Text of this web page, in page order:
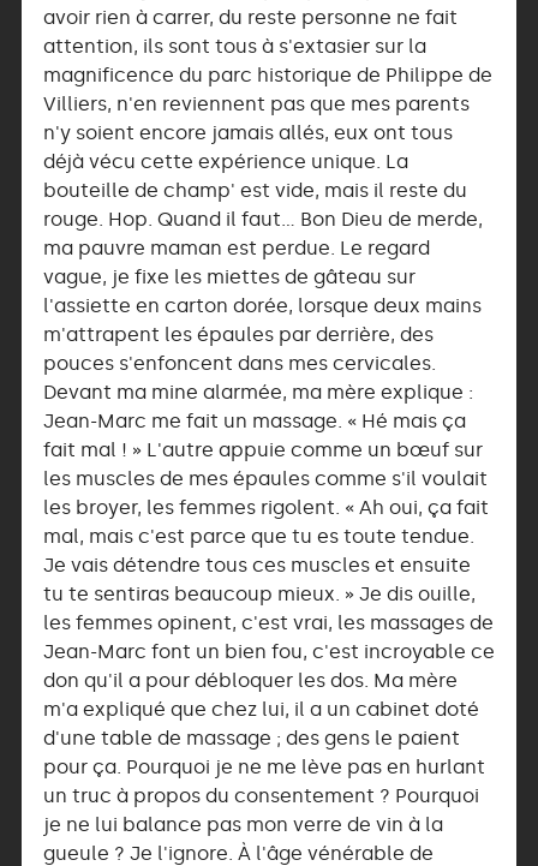
avoir rien à carrer, du reste personne ne fait
attention, ils sont tous à s'extasier sur la
magnificence du parc historique de Philippe de
Villiers, n'en reviennent pas que mes parents
n'y soient encore jamais allés, eux ont tous
déjà vécu cette expérience unique. La
bouteille de champ' est vide, mais il reste du
rouge. Hop. Quand il faut… Bon Dieu de merde,
ma pauvre maman est perdue. Le regard
vague, je fixe les miettes de gâteau sur
l'assiette en carton dorée, lorsque deux mains
m'attrapent les épaules par derrière, des
pouces s'enfoncent dans mes cervicales.
Devant ma mine alarmée, ma mère explique :
Jean-Marc me fait un massage. « Hé mais ça
fait mal ! » L'autre appuie comme un bœuf sur
les muscles de mes épaules comme s'il voulait
les broyer, les femmes rigolent. « Ah oui, ça fait
mal, mais c'est parce que tu es toute tendue.
Je vais détendre tous ces muscles et ensuite
tu te sentiras beaucoup mieux. » Je dis ouille,
les femmes opinent, c'est vrai, les massages de
Jean-Marc font un bien fou, c'est incroyable ce
don qu'il a pour débloquer les dos. Ma mère
m'a expliqué que chez lui, il a un cabinet doté
d'une table de massage ; des gens le paient
pour ça. Pourquoi je ne me lève pas en hurlant
un truc à propos du consentement ? Pourquoi
je ne lui balance pas mon verre de vin à la
gueule ? Je l'ignore. À l'âge vénérable de